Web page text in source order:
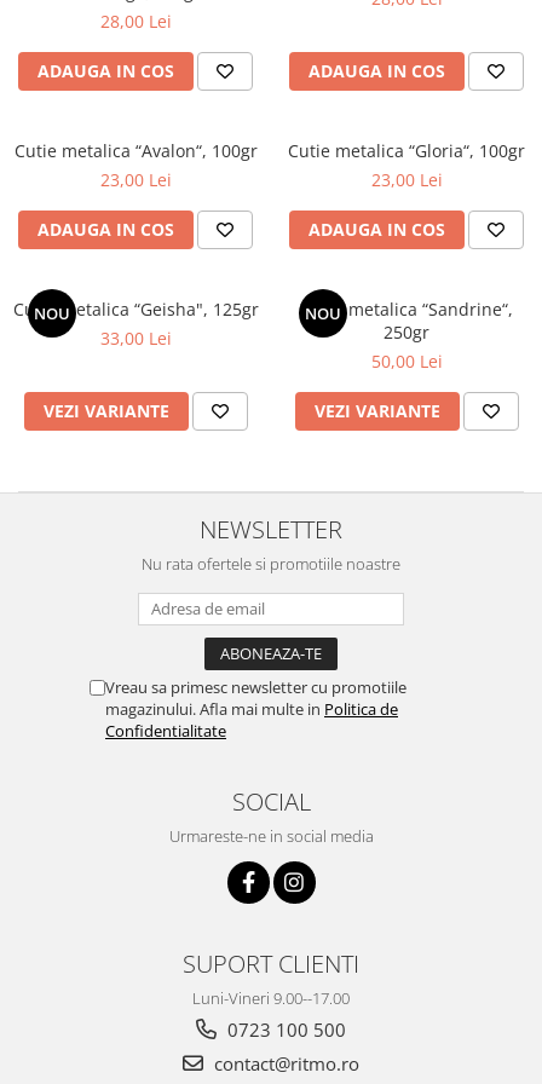
28,00 Lei
ADAUGA IN COS ADAUGA IN COS
Cutie metalica “Avalon“, 100gr
23,00 Lei
ADAUGA IN COS
Cutie metalica “Gloria“, 100gr
23,00 Lei
ADAUGA IN COS
NOU
Cutie metalica “Geisha", 125gr
33,00 Lei
VEZI VARIANTE
NOU
Cutie metalica “Sandrine“,
250gr
50,00 Lei
VEZI VARIANTE
NEWSLETTER
Nu rata ofertele si promotiile noastre
Vreau sa primesc newsletter cu promotiile
magazinului. Afla mai multe in Politica de
Confidentialitate
SOCIAL
Urmareste-ne in social media
SUPORT CLIENTI
Luni-Vineri 9.00--17.00
0723 100 500
contact@ritmo.ro